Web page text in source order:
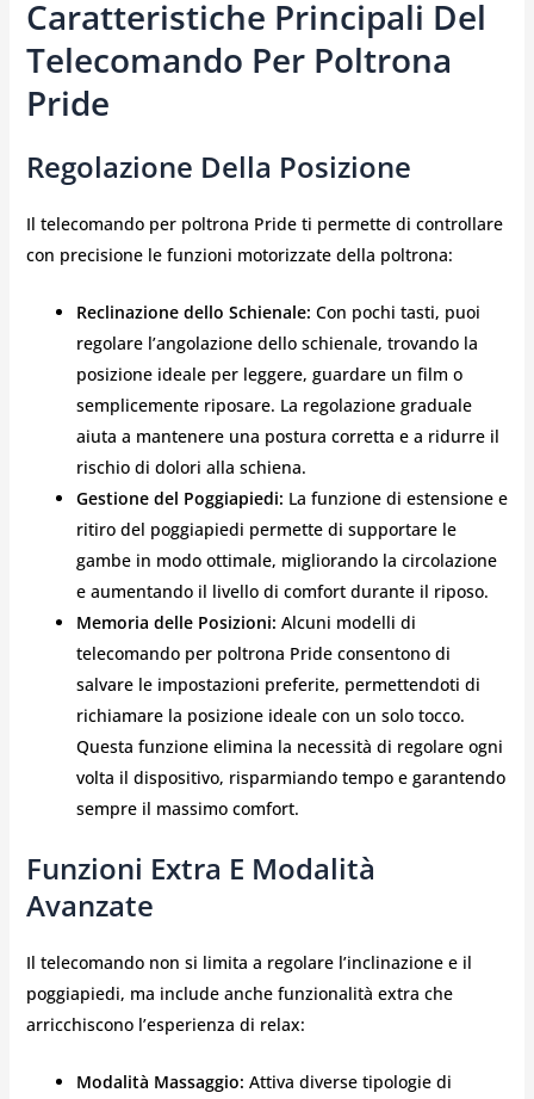
Caratteristiche Principali Del
Telecomando Per Poltrona
Pride
Regolazione Della Posizione
Il telecomando per poltrona Pride ti permette di controllare
con precisione le funzioni motorizzate della poltrona:
Reclinazione dello Schienale: Con pochi tasti, puoi
regolare l’angolazione dello schienale, trovando la
posizione ideale per leggere, guardare un film o
semplicemente riposare. La regolazione graduale
aiuta a mantenere una postura corretta e a ridurre il
rischio di dolori alla schiena.
Gestione del Poggiapiedi: La funzione di estensione e
ritiro del poggiapiedi permette di supportare le
gambe in modo ottimale, migliorando la circolazione
e aumentando il livello di comfort durante il riposo.
Memoria delle Posizioni: Alcuni modelli di
telecomando per poltrona Pride consentono di
salvare le impostazioni preferite, permettendoti di
richiamare la posizione ideale con un solo tocco.
Questa funzione elimina la necessità di regolare ogni
volta il dispositivo, risparmiando tempo e garantendo
sempre il massimo comfort.
Funzioni Extra E Modalità
Avanzate
Il telecomando non si limita a regolare l’inclinazione e il
poggiapiedi, ma include anche funzionalità extra che
arricchiscono l’esperienza di relax:
Modalità Massaggio: Attiva diverse tipologie di